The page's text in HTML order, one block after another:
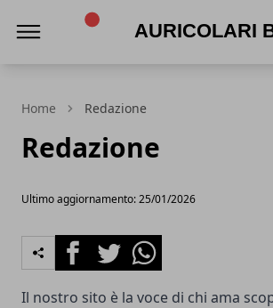
Home Redazione
Redazione
Ultimo aggiornamento: 25/01/2026
FacebookTwitterWhatsapp
Il nostro sito è la voce di chi ama